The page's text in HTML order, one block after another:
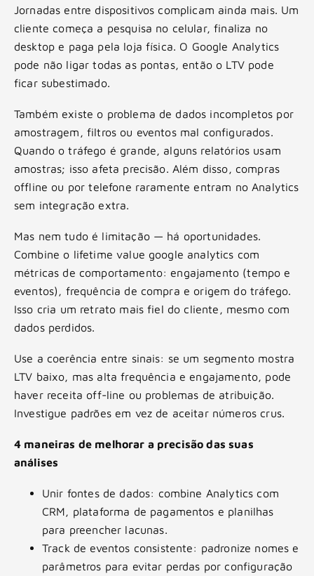
Jornadas entre dispositivos complicam ainda mais. Um
cliente começa a pesquisa no celular, finaliza no
desktop e paga pela loja física. O Google Analytics
pode não ligar todas as pontas, então o LTV pode
ficar subestimado.
Também existe o problema de dados incompletos por
amostragem, filtros ou eventos mal configurados.
Quando o tráfego é grande, alguns relatórios usam
amostras; isso afeta precisão. Além disso, compras
offline ou por telefone raramente entram no Analytics
sem integração extra.
Mas nem tudo é limitação — há oportunidades.
Combine o lifetime value google analytics com
métricas de comportamento: engajamento (tempo e
eventos), frequência de compra e origem do tráfego.
Isso cria um retrato mais fiel do cliente, mesmo com
dados perdidos.
Use a coerência entre sinais: se um segmento mostra
LTV baixo, mas alta frequência e engajamento, pode
haver receita off-line ou problemas de atribuição.
Investigue padrões em vez de aceitar números crus.
4 maneiras de melhorar a precisão das suas
análises
Unir fontes de dados: combine Analytics com
CRM, plataforma de pagamentos e planilhas
para preencher lacunas.
Track de eventos consistente: padronize nomes e
parâmetros para evitar perdas por configuração